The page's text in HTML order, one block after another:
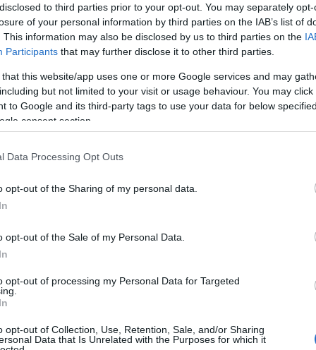
to third parties prior to your opt-out. You may separately
of your personal information by third parties on the IAB’s list of
This information may also be disclosed by us to third parties on the
Participants that may further disclose it to other third parties.
that this website/app uses one or more Google services and may
but not limited to your visit or usage behaviour. You may
to Google and its third-party tags to use your data for below
consent section.
Data Processing Opt Outs
opt-out of the Sharing of my personal data.
opt-out of the Sale of my Personal Data.
opt-out of processing my Personal Data for Targeted
opt-out of Collection, Use, Retention, Sale, and/or Sharing
Data that Is Unrelated with the Purposes for which it
opera pubblica e dispositivo di
massima inclusività. Per questo motivo, la
valutazione in merito alla struttura da
così da considerare le soluzioni
le giuste modifiche. L’obiettivo è conciliare
il rispetto dei diritti delle categorie più
cliccandoqui
nella sezione